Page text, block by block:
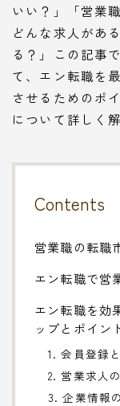
いい？」「営業
どんな求人があ
る？」この記事
て、エン転職を
させるためのポ
について詳しく
Contents
営業職の転職
エン転職で営
エン転職を効
ップとポイン
1. 会員登録
2. 営業求人
3. 企業情報